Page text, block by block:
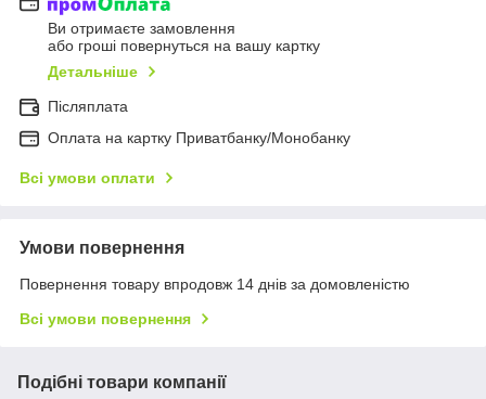
Ви отримаєте замовлення
або гроші повернуться на вашу картку
Детальніше
Післяплата
Оплата на картку Приватбанку/Монобанку
Всі умови оплати
Умови повернення
Повернення товару впродовж 14 днів за домовленістю
Всі умови повернення
Подібні товари компанії